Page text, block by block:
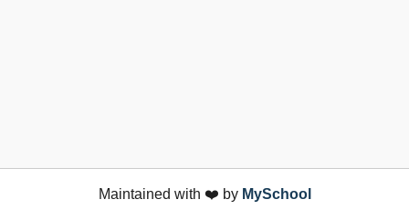
Maintained with ❤️ by MySchool